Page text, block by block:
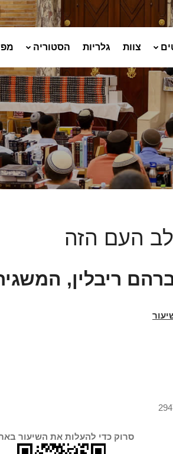
צוות גלריות הסטוריה
העם הזה
ריבלין,
סרוק כדי להעלות את השיעור